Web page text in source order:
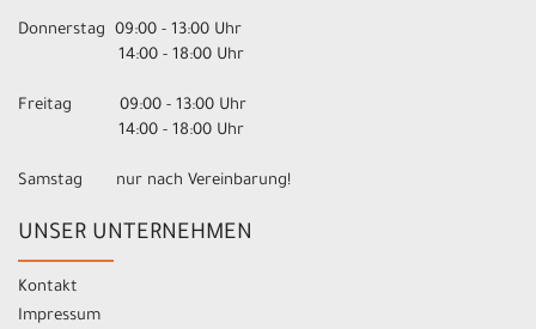
Donnerstag 09:00 - 13:00 Uhr
14:00 - 18:00 Uhr
Freitag 09:00 - 13:00 Uhr
14:00 - 18:00 Uhr
Samstag nur nach Vereinbarung!
UNSER UNTERNEHMEN
Kontakt
Impressum